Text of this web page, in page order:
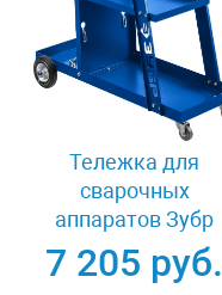
Тележка для
сварочных
аппаратов Зубр
38915
7 205 руб.